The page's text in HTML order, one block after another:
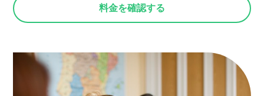
料金を確認する